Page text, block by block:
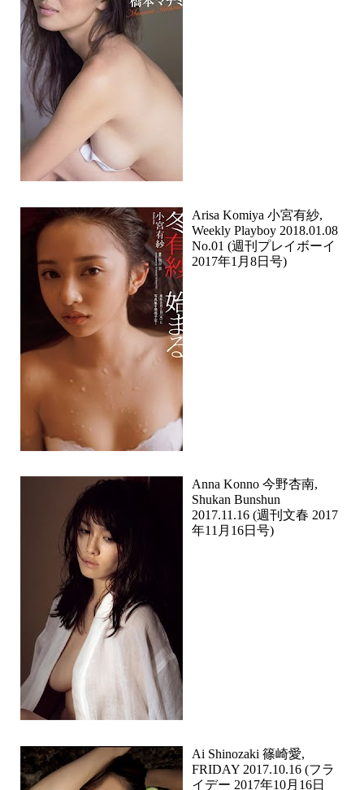
Arisa Komiya 小宮有紗,
Weekly Playboy 2018.01.08
No.01 (週刊プレイボーイ
2017年1月8日号)
Anna Konno 今野杏南,
Shukan Bunshun
2017.11.16 (週刊文春 2017
年11月16日号)
Ai Shinozaki 篠崎愛,
FRIDAY 2017.10.16 (フラ
イデー 2017年10月16日